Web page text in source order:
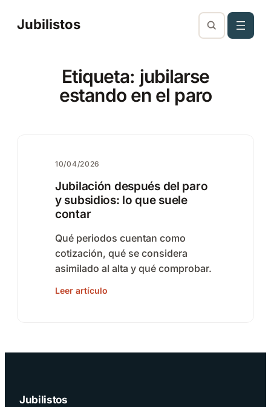
Jubilistos
Etiqueta: jubilarse
estando en el paro
10/04/2026
Jubilación después del paro
y subsidios: lo que suele
contar
Qué periodos cuentan como
cotización, qué se considera
asimilado al alta y qué comprobar.
Leer artículo
Jubilistos